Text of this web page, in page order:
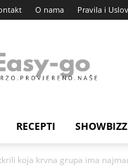
O nama Pravila i
portal
RECEPTI SHOWBIZZ
koja krvna grupa ima